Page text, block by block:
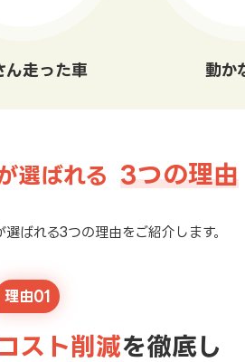
ん走った車 動か
選ばれる 3つの理由
ばれる3つの理由をご紹介します。
理由01
スト削減を徹底し